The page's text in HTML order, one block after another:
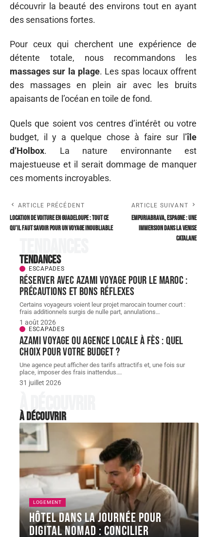
découvrir la beauté des environs tout en ayant
des sensations fortes.
Pour ceux qui cherchent une expérience de
détente totale, nous recommandons les
massages sur la plage. Les spas locaux offrent
des massages en plein air avec les bruits
apaisants de l’océan en toile de fond.
Quels que soient vos centres d’intérêt ou votre
budget, il y a quelque chose à faire sur l’île
d’Holbox. La nature environnante est
majestueuse et il serait dommage de manquer
ces moments incroyables.
ARTICLE PRÉCÉDENT
Location de voiture en Guadeloupe : tout ce
qu’il faut savoir pour un voyage inoubliable
ARTICLE SUIVANT
Empuriabrava, Espagne : une
immersion dans la Venise
catalane
Tendances
ESCAPADES
Réserver avec AZAMI VOYAGE pour le Maroc :
précautions et bons réflexes
Certains voyageurs voient leur projet marocain tourner court :
frais additionnels surgis de nulle part, annulations…
1 août 2026
ESCAPADES
AZAMI VOYAGE ou agence locale à Fès : quel
choix pour votre budget ?
Une agence peut afficher des tarifs attractifs et, une fois sur
place, imposer des frais inattendus.…
31 juillet 2026
À découvrir
À découvrir
LOGEMENT
Hôtel dans la journée pour
digital nomad : concilier